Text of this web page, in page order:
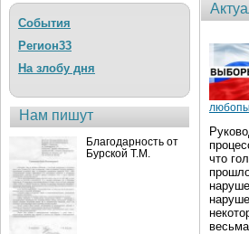
События
Регион33
На злобу дня
Нам пишут
Благодарность от
Бурской Т.М.
что